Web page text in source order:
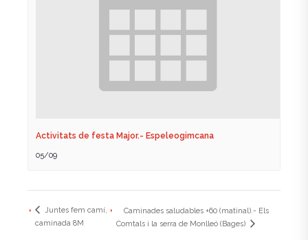
Activitats de festa Major.- Espeleogimcana
05/09
Juntes fem camí,
caminada 8M
Caminades saludables +60 (matinal).- Els
Comtals i la serra de Monlleó (Bages)